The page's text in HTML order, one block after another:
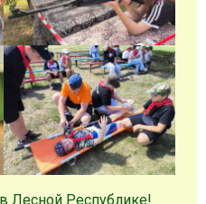
Лесной Республике!